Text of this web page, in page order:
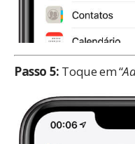
Passo 5: Toque em “